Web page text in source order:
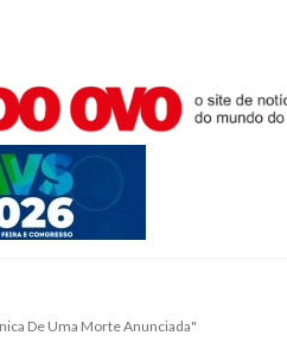
De Uma Morte Anunciada"